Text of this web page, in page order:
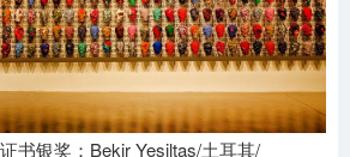
书银奖：Bekir Yesiltas/土耳其/